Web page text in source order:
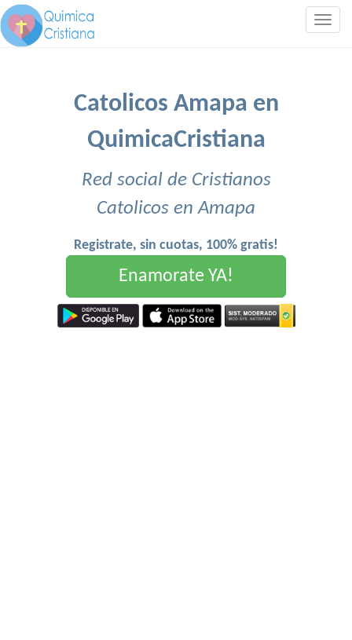
Catolicos Amapa en
QuimicaCristiana
Red social de Cristianos
Catolicos en Amapa
Registrate, sin cuotas, 100% gratis!
Enamorate YA!